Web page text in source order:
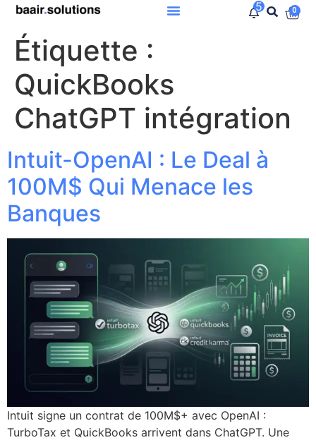
5 0
Étiquette :
QuickBooks
ChatGPT intégration
Intuit-OpenAI : Le Deal à
100M$ Qui Menace les
Banques
Intuit signe un contrat de 100M$+ avec OpenAI :
TurboTax et QuickBooks arrivent dans ChatGPT. Une